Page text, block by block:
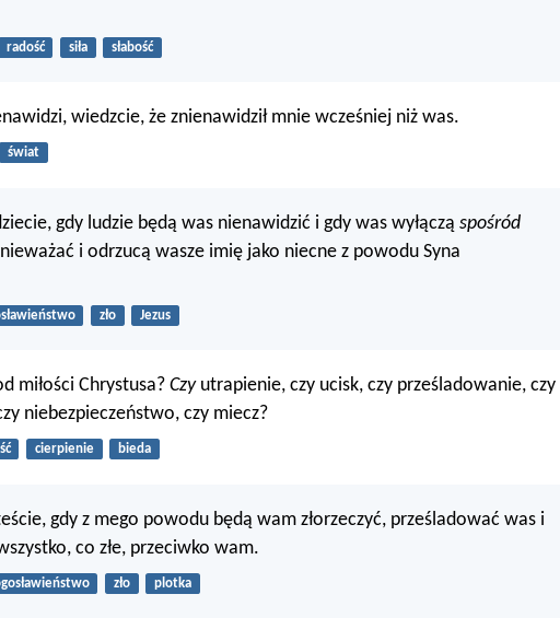
radość siła słabość
wiedzcie, że znienawidził mnie wcześniej niż was.
świat
gdy ludzie będą was nienawidzić i gdy was wyłączą spośród
i odrzucą wasze imię jako niecne z powodu Syna
zło Jezus
miłości Chrystusa? Czyutrapienie, czy ucisk, czy prześladowanie, czy
niebezpieczeństwo, czy miecz?
cierpienie bieda
gdy z mego powodu będą wam złorzeczyć, prześladować was i
co złe, przeciwko wam.
zło plotka